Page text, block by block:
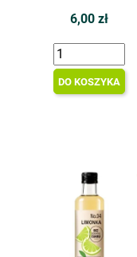
6,00 zł
DO KOSZYKA